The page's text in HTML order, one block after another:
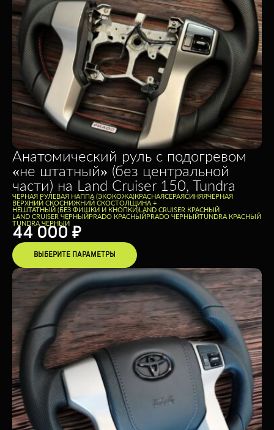
Анатомический руль c подогревом
«не штатный» (без центральной
части) на Land Cruiser 150, Tundra
ЧЕРНАЯ РУЛЕВАЯ НАППА (ЭКОКОЖА)КРАСНАЯСЕРАЯСИНЯЯЧЕРНАЯ
ВЕРХНИЙ СКОСНИЖНИЙ СКОСТОЛЩИНА +
НЕШТАТНЫЙ (БЕЗ ФИШКИ И КНОПКИ)LAND CRUISER КРАСНЫЙ
LAND CRUISER ЧЕРНЫЙPRADO КРАСНЫЙPRADO ЧЕРНЫЙTUNDRA КРАСНЫЙ
TUNDRA ЧЕРНЫЙ
44 000 ₽
ВЫБЕРИТЕ ПАРАМЕТРЫ